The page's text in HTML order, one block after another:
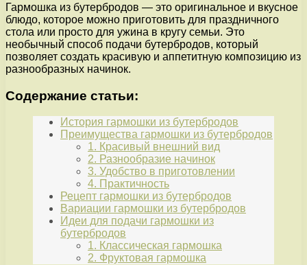
Гармошка из бутербродов — это оригинальное и вкусное
блюдо, которое можно приготовить для праздничного
стола или просто для ужина в кругу семьи. Это
необычный способ подачи бутербродов, который
позволяет создать красивую и аппетитную композицию из
разнообразных начинок.
Содержание статьи:
История гармошки из бутербродов
Преимущества гармошки из бутербродов
1. Красивый внешний вид
2. Разнообразие начинок
3. Удобство в приготовлении
4. Практичность
Рецепт гармошки из бутербродов
Вариации гармошки из бутербродов
Идеи для подачи гармошки из
бутербродов
1. Классическая гармошка
2. Фруктовая гармошка